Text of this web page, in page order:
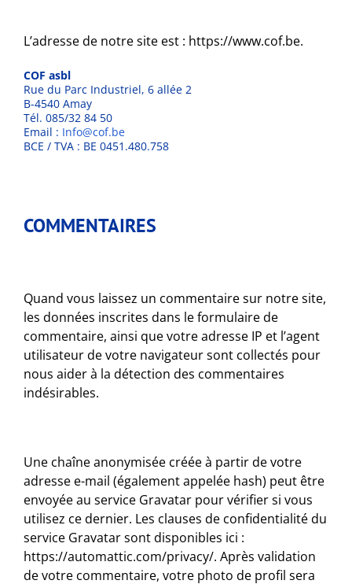
L’adresse de notre site est : https://www.cof.be.
COF asbl
Rue du Parc Industriel, 6 allée 2
B-4540 Amay
Tél. 085/32 84 50
Email : Info@cof.be
BCE / TVA : BE 0451.480.758
COMMENTAIRES
Quand vous laissez un commentaire sur notre site,
les données inscrites dans le formulaire de
commentaire, ainsi que votre adresse IP et l’agent
utilisateur de votre navigateur sont collectés pour
nous aider à la détection des commentaires
indésirables.
Une chaîne anonymisée créée à partir de votre
adresse e-mail (également appelée hash) peut être
envoyée au service Gravatar pour vérifier si vous
utilisez ce dernier. Les clauses de confidentialité du
service Gravatar sont disponibles ici :
https://automattic.com/privacy/. Après validation
de votre commentaire, votre photo de profil sera